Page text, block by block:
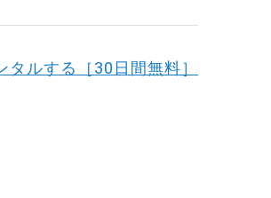
ルする［30日間無料］